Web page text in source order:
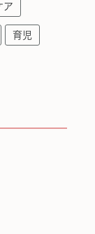
ア
育児